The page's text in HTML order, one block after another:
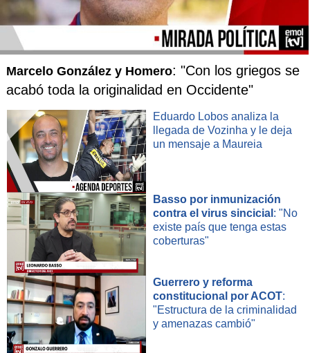
Marcelo González y Homero: "Con los griegos se
acabó toda la originalidad en Occidente"
Eduardo Lobos analiza la
llegada de Vozinha y le deja
un mensaje a Maureia
Basso por inmunización
contra el virus sincicial : "No
existe país que tenga estas
coberturas"
Guerrero y reforma
constitucional por ACOT:
"Estructura de la criminalidad
y amenazas cambió"